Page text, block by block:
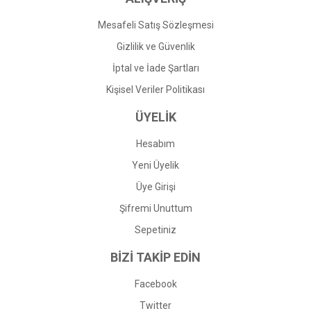
Mesafeli Satış Sözleşmesi
Gizlilik ve Güvenlik
İptal ve İade Şartları
Kişisel Veriler Politikası
ÜYELİK
Hesabım
Yeni Üyelik
Üye Girişi
Şifremi Unuttum
Sepetiniz
BİZİ TAKİP EDİN
Facebook
Twitter